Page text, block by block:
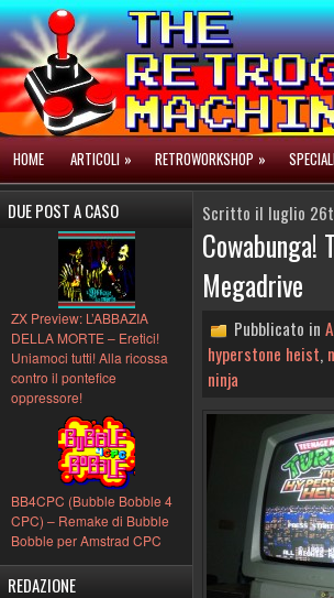
HOME ARTICOLI » RETROWORKSHOP »
DUE POST A CASO
ZX Preview: L’ABBAZIA
DELLA MORTE – Eretici!
Uniamoci tutti! Alla ricossa
contro il pontefice
oppressore!
BB4CPC (Bubble Bobble 4
CPC) – Remake di Bubble
Bobble per Amstrad CPC
REDAZIONE
Scritto il luglio
Cowabunga!
Megadrive
Pubblicato in
hyperstone heist,
ninja